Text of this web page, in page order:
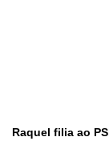
Raquel filia ao